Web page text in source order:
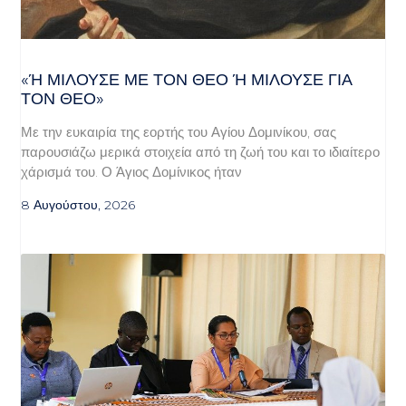
«Ή ΜΙΛΟΎΣΕ ΜΕ ΤΟΝ ΘΕΌ Ή ΜΙΛΟΎΣΕ ΓΙΑ ΤΟ
Ν ΘΕΌ»
Με την ευκαιρία της εορτής του Αγίου Δομινίκου, σας
παρουσιάζω μερικά στοιχεία από τη ζωή του και το ιδιαίτερο
χάρισμά του. Ο Άγιος Δομίνικος ήταν
8 Αυγούστου, 2026